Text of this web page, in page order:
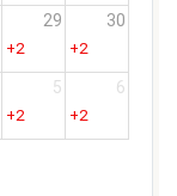
29 30
+2 +2
5 6
+2 +2